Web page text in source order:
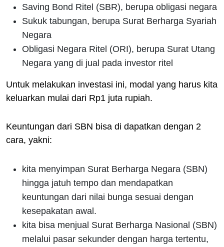
Saving Bond Ritel (SBR), berupa obligasi negara
Sukuk tabungan, berupa Surat Berharga Syariah
Negara
Obligasi Negara Ritel (ORI), berupa Surat Utang
Negara yang di jual pada investor ritel
Untuk melakukan investasi ini, modal yang harus kita
keluarkan mulai dari Rp1 juta rupiah.
Keuntungan dari SBN bisa di dapatkan dengan 2
cara, yakni:
kita menyimpan Surat Berharga Negara (SBN)
hingga jatuh tempo dan mendapatkan
keuntungan dari nilai bunga sesuai dengan
kesepakatan awal.
kita bisa menjual Surat Berharga Nasional (SBN)
melalui pasar sekunder dengan harga tertentu,